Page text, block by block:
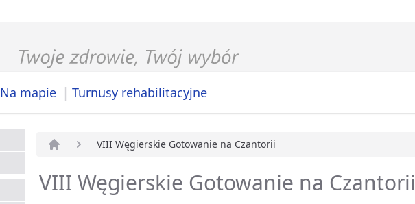
Na mapie | Turnusy rehabilitacyjne
VIII Węgierskie Gotowanie na Czantorii
VIII Węgierskie Gotowanie na Czantorii